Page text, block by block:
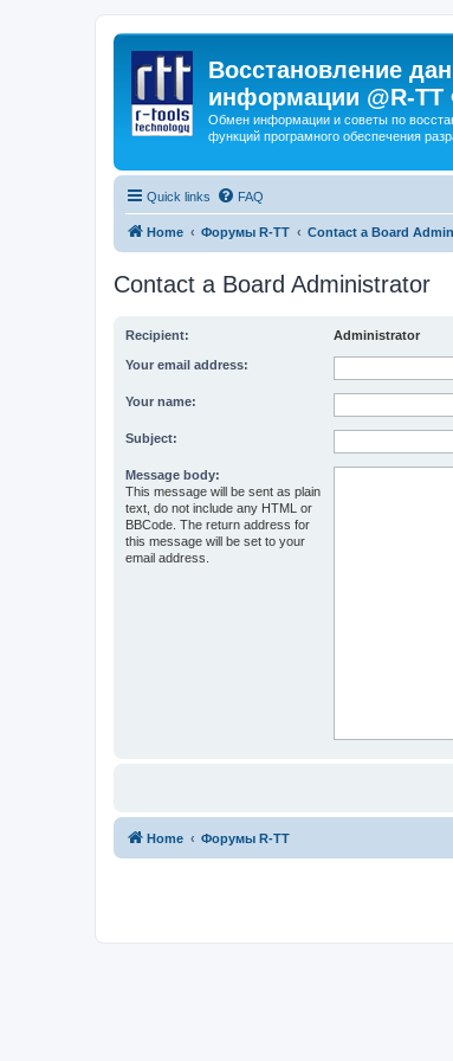
Восстановление
информации @R-
Обмен информации и советы по
функций програмного обеспечения
Quick links FAQ
Home Форумы R-TT Contact a Board
Contact a Board Administrator
Recipient: Administrator
Your email address:
Your name:
Subject:
Message body:
This message will be sent as plain
text, do not include any HTML or
BBCode. The return address for
this message will be set to your
email address.
Home Форумы R-TT